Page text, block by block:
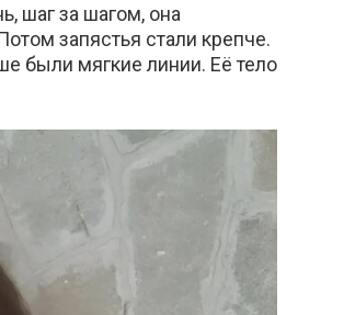
шаг за шагом, она
запястья стали крепче.
были мягкие линии. Её тело